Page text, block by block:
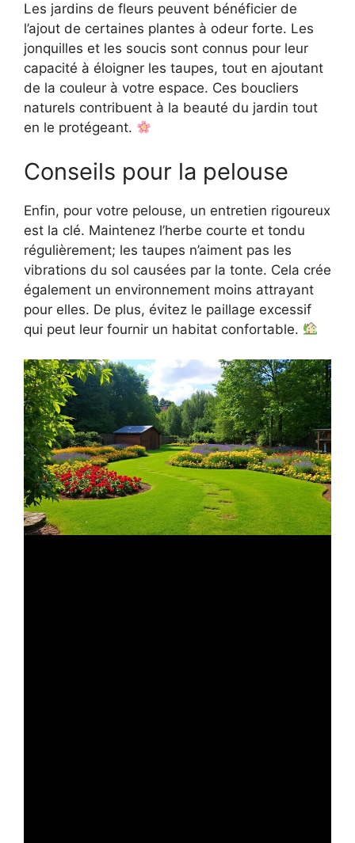
Les jardins de fleurs peuvent bénéficier de
l’ajout de certaines plantes à odeur forte. Les
jonquilles et les soucis sont connus pour leur
capacité à éloigner les taupes, tout en ajoutant
de la couleur à votre espace. Ces boucliers
naturels contribuent à la beauté du jardin tout
en le protégeant.
Conseils pour la pelouse
Enfin, pour votre pelouse, un entretien rigoureux
est la clé. Maintenez l’herbe courte et tondu
régulièrement; les taupes n’aiment pas les
vibrations du sol causées par la tonte. Cela crée
également un environnement moins attrayant
pour elles. De plus, évitez le paillage excessif
qui peut leur fournir un habitat confortable.